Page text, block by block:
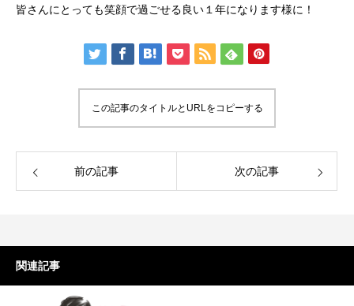
皆さんにとっても笑顔で過ごせる良い１年になります様に！
この記事のタイトルとURLをコピーする
前の記事 次の記事
関連記事